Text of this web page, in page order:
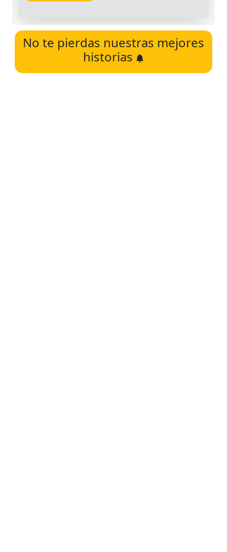
No te pierdas nuestras mejores
historias